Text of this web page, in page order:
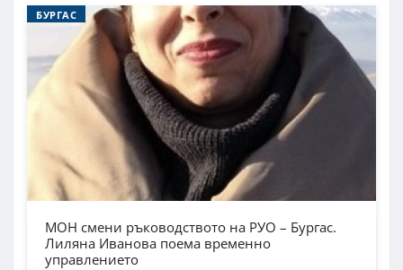
БУРГАС
МОН смени ръководството на РУО – Бургас.
Лиляна Иванова поема временно
управлението